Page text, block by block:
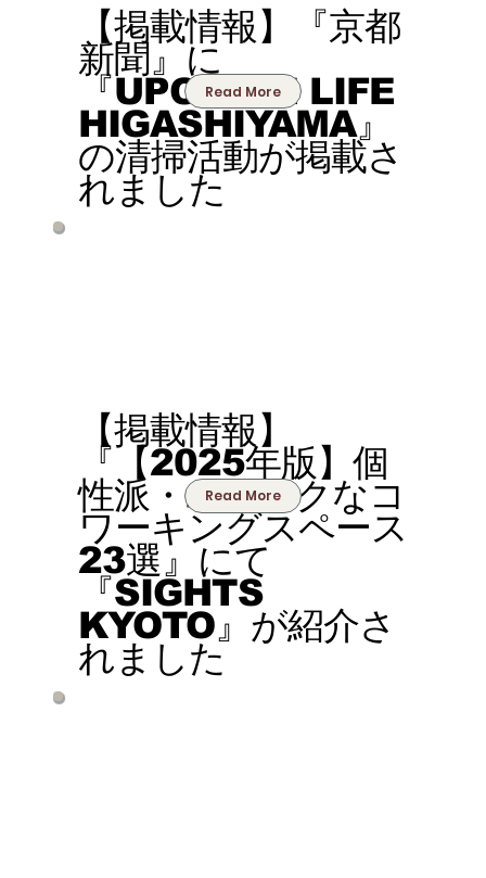
【掲載情報】『京都
新聞』に
『UPCYCLE LIFE
HIGASHIYAMA』
の清掃活動が掲載さ
れました
Read More
【掲載情報】
『【2025年版】個
性派・ユニークなコ
ワーキングスペース
23選』にて
『SIGHTS
KYOTO』が紹介さ
れました
Read More